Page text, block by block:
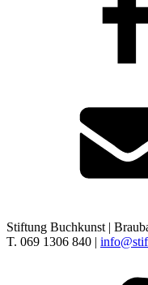
Stiftung Buchkunst |
T. 069 1306 840 |